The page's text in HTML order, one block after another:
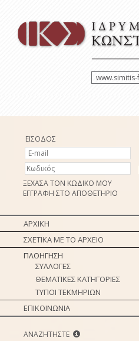
ΕΙΣΟΔΟΣ
ΞΕΧΑΣΑ ΤΟΝ ΚΩΔΙΚΟ ΜΟΥ
ΕΓΓΡΑΦΗ ΣΤΟ ΑΠΟΘΕΤΗΡΙΟ
ΑΡΧΙΚΗ
ΣΧΕΤΙΚΑ ΜΕ ΤΟ ΑΡΧΕΙΟ
ΠΛΟΗΓΗΣΗ
ΣΥΛΛΟΓΕΣ
ΘΕΜΑΤΙΚΕΣ ΚΑΤΗΓΟΡΙΕΣ
ΤΥΠΟΙ ΤΕΚΜΗΡΙΩΝ
ΕΠΙΚΟΙΝΩΝΙΑ
ΑΝΑΖΗΤΗΣΤΕ